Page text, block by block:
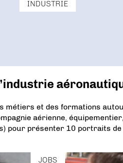
INDUSTRIE
et des formations
aérienne,
pour présenter 10 portraits de
JOBS